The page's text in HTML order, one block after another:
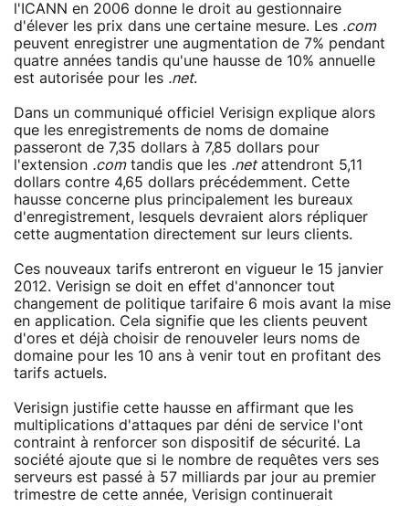
l'ICANN en 2006 donne le droit au gestionnaire
d'élever les prix dans une certaine mesure. Les .com
peuvent enregistrer une augmentation de 7% pendant
quatre années tandis qu'une hausse de 10% annuelle
est autorisée pour les .net.
Dans un communiqué officiel Verisign explique alors
que les enregistrements de noms de domaine
passeront de 7,35 dollars à 7,85 dollars pour
l'extension .comtandis que les .netattendront 5,11
dollars contre 4,65 dollars précédemment. Cette
hausse concerne plus principalement les bureaux
d'enregistrement, lesquels devraient alors répliquer
cette augmentation directement sur leurs clients.
Ces nouveaux tarifs entreront en vigueur le 15 janvier
2012. Verisign se doit en effet d'annoncer tout
changement de politique tarifaire 6 mois avant la mise
en application. Cela signifie que les clients peuvent
d'ores et déjà choisir de renouveler leurs noms de
domaine pour les 10 ans à venir tout en profitant des
tarifs actuels.
Verisign justifie cette hausse en affirmant que les
multiplications d'attaques par déni de service l'ont
contraint à renforcer son dispositif de sécurité. La
société ajoute que si le nombre de requêtes vers ses
serveurs est passé à 57 milliards par jour au premier
trimestre de cette année, Verisign continuerait